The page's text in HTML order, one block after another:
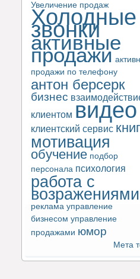
Увеличение продаж
Холодные
звонки
активные
продажи
продажи по телефону
антон берсерк
бизнес
клиентом видео
клиентский сервис
мотивация
обучение подбор
персонала психология
работа с
возражениями
реклама управление
бизнесом управление
продажами юмор
Мета